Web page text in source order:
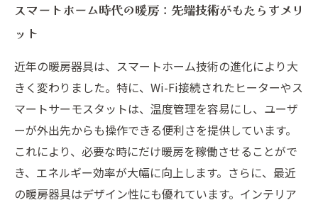
スマートホーム時代の暖房：先端技術がもたらすメリ
ット
近年の暖房器具は、スマートホーム技術の進化により大
きく変わりました。特に、Wi-Fi接続されたヒーターやス
マートサーモスタットは、温度管理を容易にし、ユーザ
ーが外出先からも操作できる便利さを提供しています。
これにより、必要な時にだけ暖房を稼働させることがで
き、エネルギー効率が大幅に向上します。さらに、最近
の暖房器具はデザイン性にも優れています。インテリア